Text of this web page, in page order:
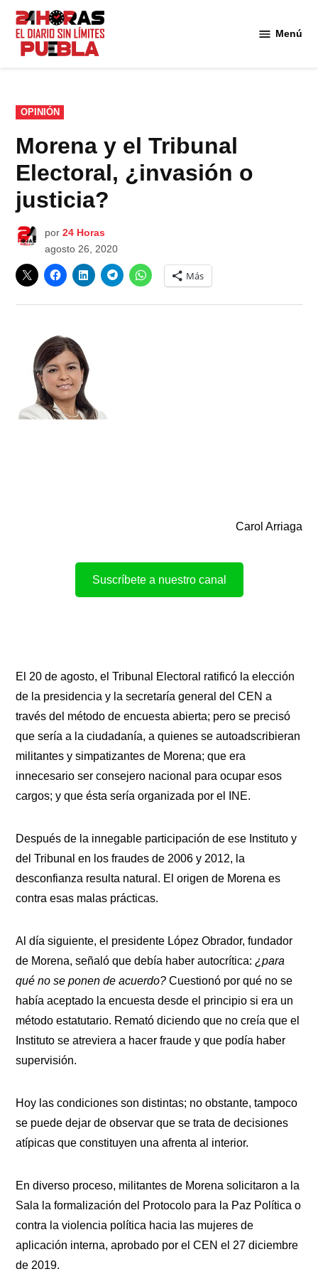
Saltar
contenido
Menú
PUBLICADO
EN
OPINIÓN
Morena y el Tribunal
Electoral, ¿invasión o
justicia?
por 24 Horas
agosto 26, 2020
Más
Carol Arriaga
Suscríbete a nuestro canal
El 20 de agosto, el Tribunal Electoral ratificó la elección
de la presidencia y la secretaría general del CEN a
través del método de encuesta abierta; pero se precisó
que sería a la ciudadanía, a quienes se autoadscribieran
militantes y simpatizantes de Morena; que era
innecesario ser consejero nacional para ocupar esos
cargos; y que ésta sería organizada por el INE.
Después de la innegable participación de ese Instituto y
del Tribunal en los fraudes de 2006 y 2012, la
desconfianza resulta natural. El origen de Morena es
contra esas malas prácticas.
Al día siguiente, el presidente López Obrador, fundador
de Morena, señaló que debía haber autocrítica:¿para
qué no se ponen de acuerdo? Cuestionó por qué no se
había aceptado la encuesta desde el principio si era un
método estatutario. Remató diciendo que no creía que el
Instituto se atreviera a hacer fraude y que podía haber
supervisión.
Hoy las condiciones son distintas; no obstante, tampoco
se puede dejar de observar que se trata de decisiones
atípicas que constituyen una afrenta al interior.
En diverso proceso, militantes de Morena solicitaron a la
Sala la formalización del Protocolo para la Paz Política o
contra la violencia política hacia las mujeres de
aplicación interna, aprobado por el CEN el 27 diciembre
de 2019.